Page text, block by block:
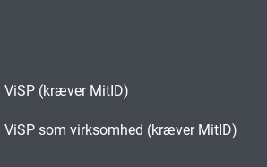
(kræver MitID)
som virksomhed (kræver MitID)